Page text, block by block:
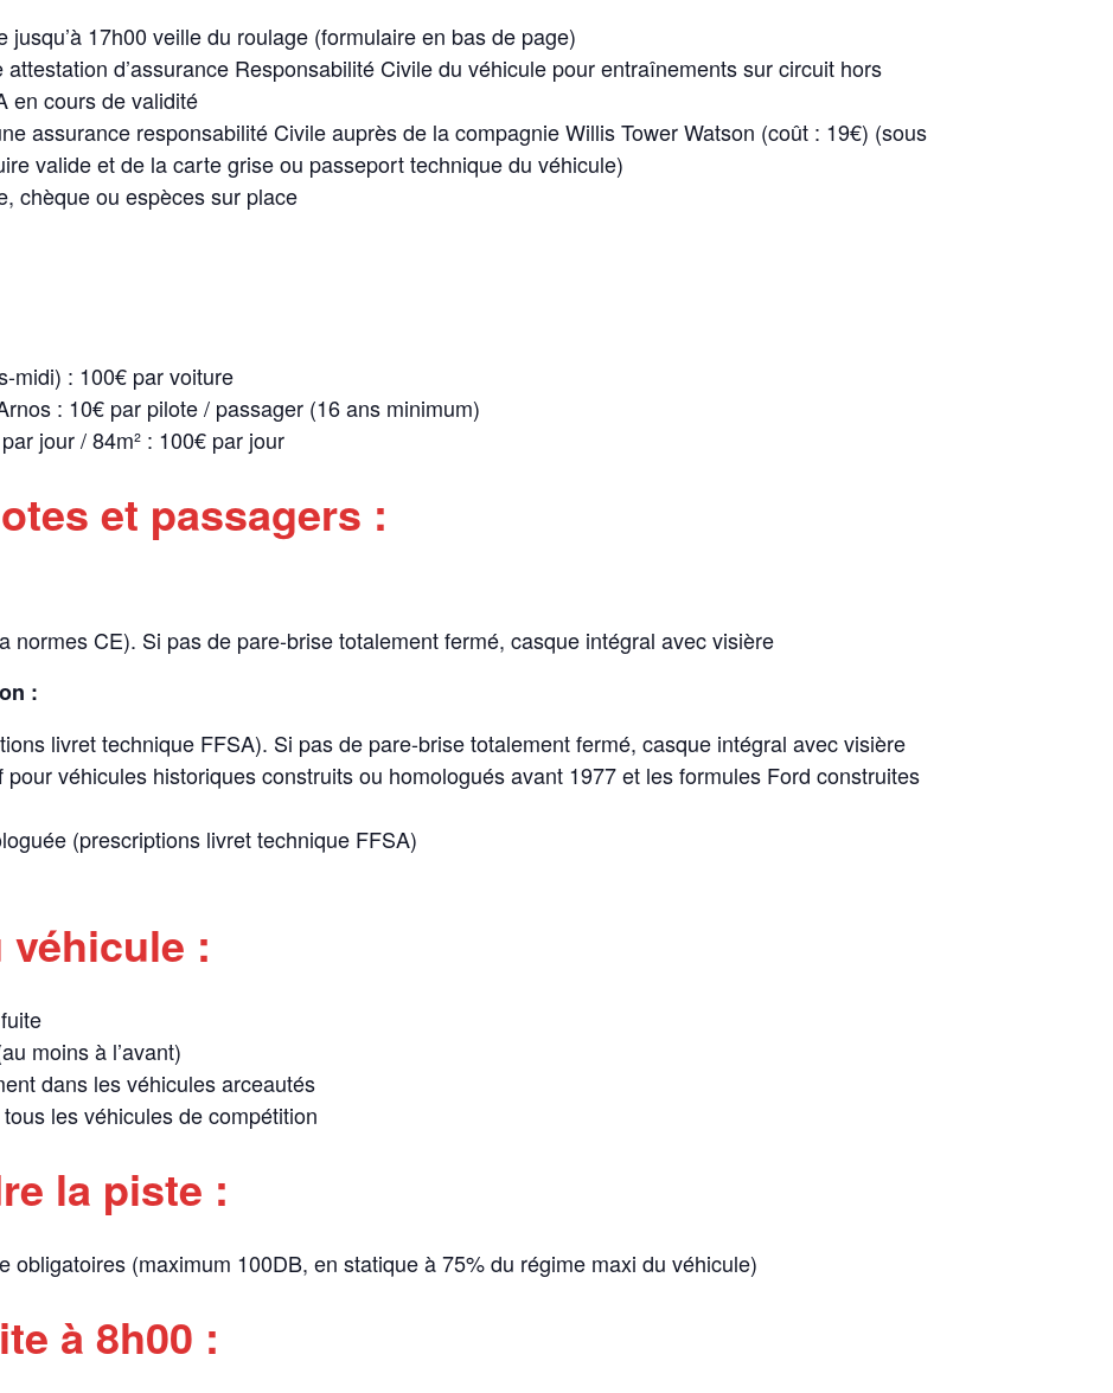
jusqu’à 17h00 veille du roulage (formulaire en bas de page)
attestation d’assurance Responsabilité Civile du véhicule pour entraînements sur circuit hors
en cours de validité
assurance responsabilité Civile auprès de la compagnie Willis Tower Watson (coût : 19€) (sous
valide et de la carte grise ou passeport technique du véhicule)
chèque ou espèces sur place
midi) : 100€ par voiture
: 10€ par pilote / passager (16 ans minimum)
jour / 84m² : 100€ par jour
et passagers :
normes CE). Si pas de pare-brise totalement fermé, casque intégral avec visière
:
livret technique FFSA). Si pas de pare-brise totalement fermé, casque intégral avec visière
véhicules historiques construits ou homologués avant 1977 et les formules Ford construites
(prescriptions livret technique FFSA)
:
moins à l’avant)
dans les véhicules arceautés
les véhicules de compétition
la piste :
obligatoires (maximum 100DB, en statique à 75% du régime maxi du véhicule)
à 8h00 :